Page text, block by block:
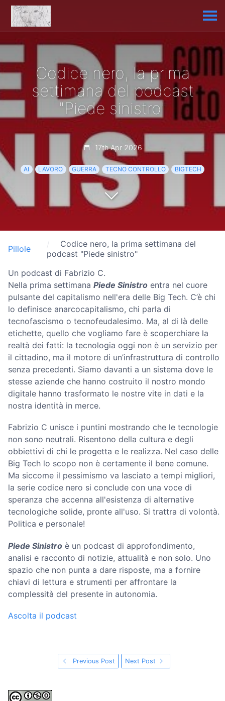
Codice nero, la prima
settimana del podcast
"Piede sinistro"
17th Apr 2026
AI LAVORO GUERRA TECNO CONTROLLO BIGTECH
Pillole
Codice nero, la prima settimana del
podcast "Piede sinistro"
Un podcast di Fabrizio C.
Nella prima settimana Piede Sinistro entra nel cuore
pulsante del capitalismo nell'era delle Big Tech. C’è chi
lo definisce anarcocapitalismo, chi parla di
tecnofascismo o tecnofeudalesimo. Ma, al di là delle
etichette, quello che vogliamo fare è scoperchiare la
realtà dei fatti: la tecnologia oggi non è un servizio per
il cittadino, ma il motore di un’infrastruttura di controllo
senza precedenti. Siamo davanti a un sistema dove le
stesse aziende che hanno costruito il nostro mondo
digitale hanno trasformato le nostre vite in dati e la
nostra identità in merce.
Fabrizio C unisce i puntini mostrando che le tecnologie
non sono neutrali. Risentono della cultura e degli
obbiettivi di chi le progetta e le realizza. Nel caso delle
Big Tech lo scopo non è certamente il bene comune.
Ma siccome il pessimismo va lasciato a tempi migliori,
la serie codice nero si conclude con una voce di
speranza che accenna all'esistenza di alternative
tecnologiche solide, pronte all'uso. Si trattra di volontà.
Politica e personale!
Piede Sinistro è un podcast di approfondimento,
analisi e racconto di notizie, attualità e non solo. Uno
spazio che non punta a dare risposte, ma a fornire
chiavi di lettura e strumenti per affrontare la
complessità del presente in autonomia.
Ascolta il podcast
Previous Post Next Post